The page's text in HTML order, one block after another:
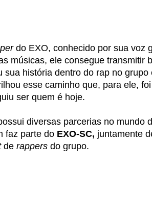
do EXO, conhecido por sua voz
músicas, ele consegue transmitir
sua história dentro do rap no grupo
esse caminho que, para ele,
ser quem é hoje.
diversas parcerias no mundo
faz parte do EXO-SC, juntamente
de rappers do grupo.